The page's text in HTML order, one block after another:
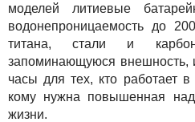
моделей литиевые
водонепроницаемость до
титана, стали и
запоминающуюся внешность,
часы для тех, кто работает в
кому нужна повышенная
жизни.